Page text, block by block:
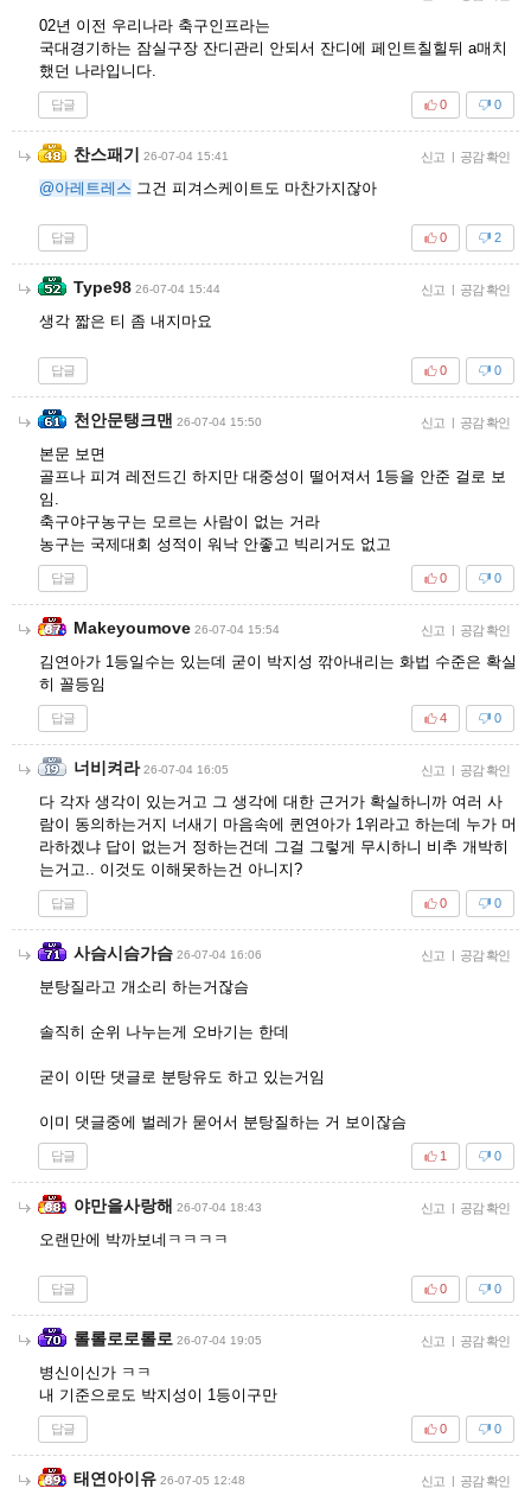
02년 이전 우리나라 축구인프라는
국대경기하는 잠실구장 잔디관리 안되서 잔디에 페인트칠힐뒤 a매치
했던 나라입니다.
답글 0
0
찬스패기 26-07-04 15:41 신고 | 공감 확인
@아레트레스 그건 피겨스케이트도 마찬가지잖아
답글 2
0
Type98 26-07-04 15:44 신고 | 공감 확인
생각 짧은 티 좀 내지마요
답글 0
0
천안문탱크맨 26-07-04 15:50 신고 | 공감 확인
본문 보면
골프나 피겨 레전드긴 하지만 대중성이 떨어져서 1등을 안준 걸로 보
임.
축구야구농구는 모르는 사람이 없는 거라
농구는 국제대회 성적이 워낙 안좋고 빅리거도 없고
답글 0
0
Makeyoumove 26-07-04 15:54 신고 | 공감 확인
김연아가 1등일수는 있는데 굳이 박지성 깎아내리는 화법 수준은 확실
히 꼴등임
답글 0
4
너비켜라 26-07-04 16:05 신고 | 공감 확인
다 각자 생각이 있는거고 그 생각에 대한 근거가 확실하니까 여러 사
람이 동의하는거지 너새기 마음속에 퀸연아가 1위라고 하는데 누가 머
라하겠냐 답이 없는거 정하는건데 그걸 그렇게 무시하니 비추 개박히
는거고.. 이것도 이해못하는건 아니지?
답글 0
0
사슴시슴가슴 26-07-04 16:06 신고 | 공감 확인
분탕질라고 개소리 하는거잖슴
솔직히 순위 나누는게 오바기는 한데
굳이 이딴 댓글로 분탕유도 하고 있는거임
이미 댓글중에 벌레가 묻어서 분탕질하는 거 보이잖슴
답글 0
1
야만을사랑해 26-07-04 18:43 신고 | 공감 확인
오랜만에 박까보네ㅋㅋㅋㅋ
답글 0
0
롤롤로로롤로 26-07-04 19:05 신고 | 공감 확인
병신이신가 ㅋㅋ
내 기준으로도 박지성이 1등이구만
답글 0
0
태연아이유 26-07-05 12:48 신고 | 공감 확인